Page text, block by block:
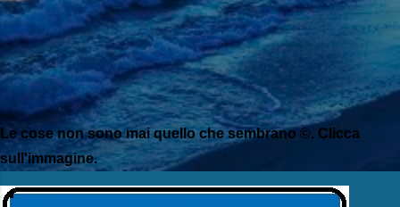
Le cose non sono mai quello che sembrano ©. Clicca
sull'immagine.